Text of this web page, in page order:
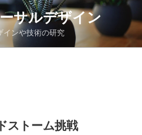
サルデザイン
インや技術の研究
ストーム挑戦